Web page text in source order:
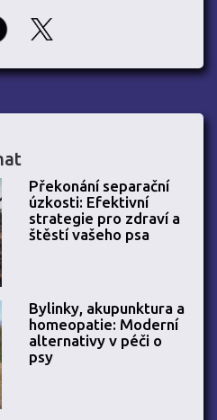
Překonání separační
úzkosti: Efektivní
strategie pro zdraví a
štěstí vašeho psa
Bylinky, akupunktura a
homeopatie: Moderní
alternativy v péči o
psy